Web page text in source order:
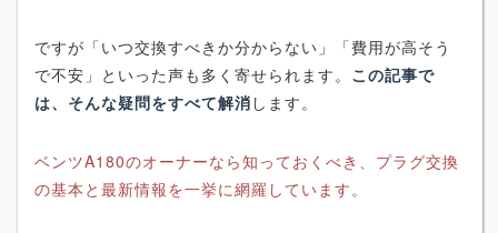
ですが「いつ交換すべきか分からない」「費用が高そう
で不安」といった声も多く寄せられます。 この記事で
は、そんな疑問をすべて解消 します。
ベンツA180のオーナーなら知っておくべき、プラグ交換
の基本と最新情報を一挙に網羅しています。